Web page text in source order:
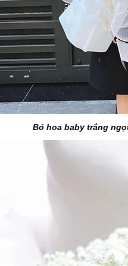
Bó hoa baby trắng